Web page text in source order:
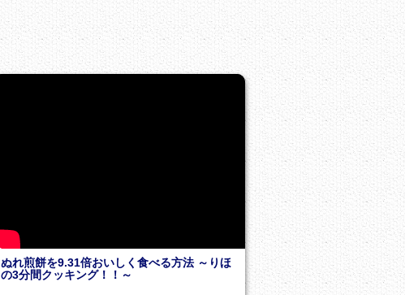
ぬれ煎餅を9.31倍おいしく食べる方法 ～りほ
の3分間クッキング！！～